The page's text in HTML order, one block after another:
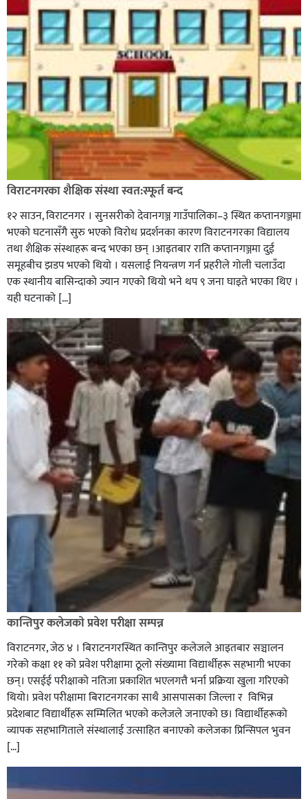
विराटनगरका शैक्षिक संस्था स्वत:स्फूर्त बन्द
१२ साउन, विराटनगर । सुनसरीको देवानगञ्ज गाउँपालिका–३ स्थित कप्तानगञ्जमा
भएको घटनासँगै सुरु भएको विरोध प्रदर्शनका कारण विराटनगरका विद्यालय
तथा शैक्षिक संस्थाहरू बन्द भएका छन् ।आइतबार राति कप्तानगञ्जमा दुई
समूहबीच झडप भएको थियो । यसलाई नियन्त्रण गर्न प्रहरीले गोली चलाउँदा
एक स्थानीय बासिन्दाको ज्यान गएको थियो भने थप ९ जना घाइते भएका थिए ।
यही घटनाको […]
कान्तिपुर कलेजकाे प्रवेश परीक्षा सम्पन्न
विराटनगर, जेठ ४ । बिराटनगरस्थित कान्तिपुर कलेजले आइतबार सञ्चालन
गरेको कक्षा ११ को प्रवेश परीक्षामा ठूलो संख्यामा विद्यार्थीहरू सहभागी भएका
छन्। एसईई परीक्षाको नतिजा प्रकाशित भएलगत्तै भर्ना प्रक्रिया खुला गरिएको
थियो। प्रवेश परीक्षामा बिराटनगरका साथै आसपासका जिल्ला र विभिन्न
प्रदेशबाट विद्यार्थीहरू सम्मिलित भएकाे कलेजले जनाएको छ। विद्यार्थीहरूको
व्यापक सहभागिताले संस्थालाई उत्साहित बनाएको कलेजका प्रिन्सिपल भुवन
[…]